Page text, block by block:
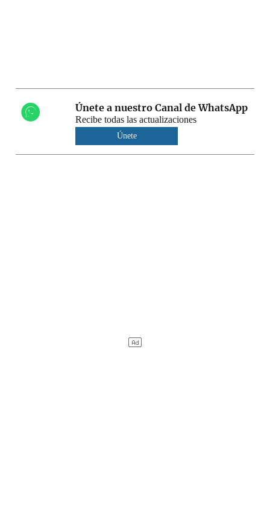
Únete a nuestro Canal de WhatsApp
Recibe todas las actualizaciones
Únete